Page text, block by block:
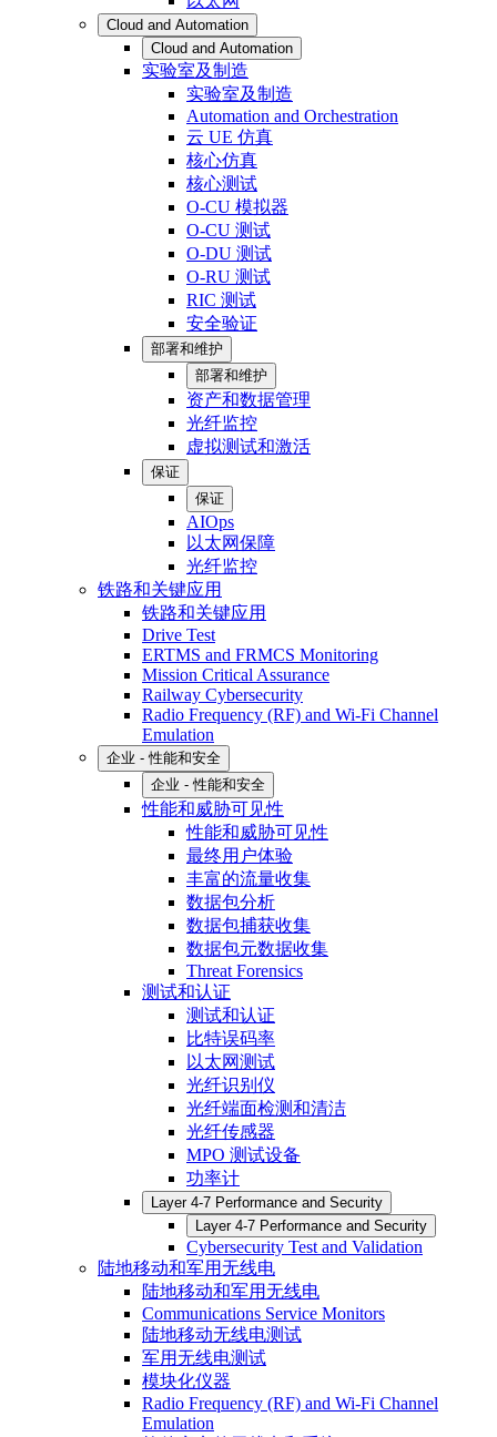
Cloud and Automation
Cloud and Automation
实验室及制造
实验室及制造
Automation and Orchestration
云 UE 仿真
核心仿真
核心测试
O-CU 模拟器
O-CU 测试
O-DU 测试
O-RU 测试
RIC 测试
安全验证
部署和维护
部署和维护
资产和数据管理
光纤监控
虚拟测试和激活
保证
保证
AIOps
以太网保障
光纤监控
铁路和关键应用
铁路和关键应用
Drive Test
ERTMS and FRMCS Monitoring
Mission Critical Assurance
Railway Cybersecurity
Radio Frequency (RF) and Wi-Fi Channel
Emulation
企业 - 性能和安全
企业 - 性能和安全
性能和威胁可见性
性能和威胁可见性
最终用户体验
丰富的流量收集
数据包分析
数据包捕获收集
数据包元数据收集
Threat Forensics
测试和认证
测试和认证
比特误码率
以太网测试
光纤识别仪
光纤端面检测和清洁
光纤传感器
MPO 测试设备
功率计
Layer 4-7 Performance and Security
Layer 4-7 Performance and Security
Cybersecurity Test and Validation
陆地移动和军用无线电
陆地移动和军用无线电
Communications Service Monitors
陆地移动无线电测试
军用无线电测试
模块化仪器
Radio Frequency (RF) and Wi-Fi Channel
Emulation